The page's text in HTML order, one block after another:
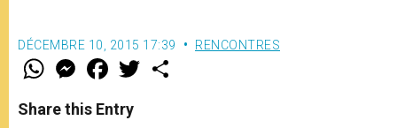
DÉCEMBRE 10, 2015 17:39 RENCONTRES
W
t
s
M
e
s
e
F
a
e
b
w
Share this Entry